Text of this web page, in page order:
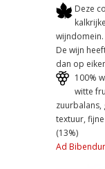
Deze
wijndomein.
De wijn
dan op
100%
witte
textuur,
(13%)
Ad